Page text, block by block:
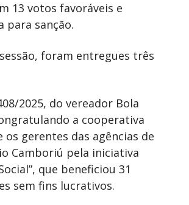
13 votos favoráveis e
para sanção.
foram entregues três
2025, do vereador Bola
a cooperativa
os gerentes das agências de
Camboriú pela iniciativa
que beneficiou 31
sem fins lucrativos.